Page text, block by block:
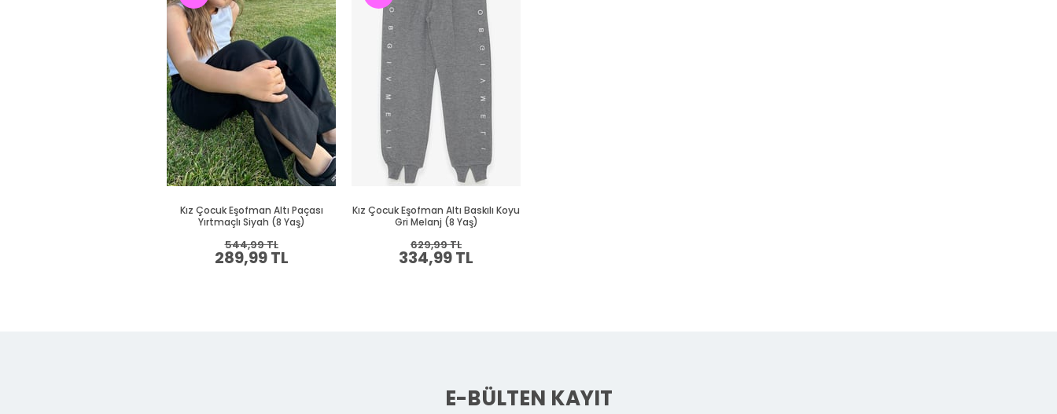
Kız Çocuk Eşofman Altı Paçası
Yırtmaçlı Siyah (8 Yaş)
289,99 TL
544,99 TL
Kız Çocuk Eşofman Altı Baskılı Koyu
Gri Melanj (8 Yaş)
334,99 TL
629,99 TL
E-BÜLTEN KAYIT